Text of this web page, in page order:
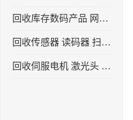
回收库存数码产品 网络设备
回收传感器 读码器 扫描枪
回收伺服电机 激光头 气缸 电磁阀